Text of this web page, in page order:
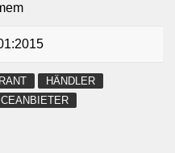
HÄNDLER